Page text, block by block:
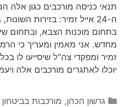
תנאי כניסה מורכבים כגון אלה
ה-24 אייל זמיר: בזירות
בתחום מוכנות הצבא, ובתחום
מחדש. אני מאמין ומעריך כי
זמיר ומפקדי צה"ל שיסייעו לו
יוכלו לאתגרים מורכבים אלה
קטגוריות
גרשון הכהן, מורכבות בביטחון